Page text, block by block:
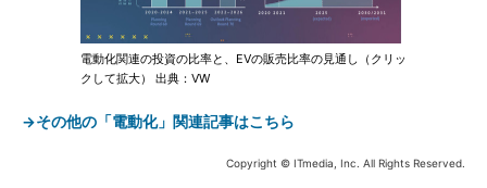
電動化関連の投資の比率と、EVの販売比率の見通し（クリッ
クして拡大） 出典：VW
→その他の「電動化」関連記事はこちら
Copyright © ITmedia, Inc. All Rights Reserved.